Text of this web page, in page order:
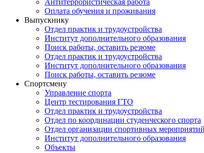
Оплата обучения и проживания
Выпускнику
Отдел практик и трудоустройства
Институт дополнительного образования
Поиск работы, оставить резюме
Отдел практик и трудоустройства
Институт дополнительного образования
Поиск работы, оставить резюме
Спортсмену
Управление спорта
Центр тестирования ГТО
Отдел практик и трудоустройства
Отдел по координации студенческого спорта
Отдел организации спортивных мероприятий
Институт дополнительного образования
Объекты